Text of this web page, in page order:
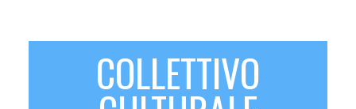
COLLETTIVO